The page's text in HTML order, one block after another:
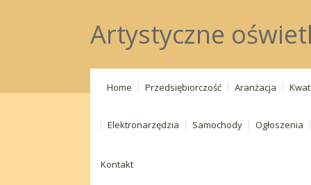
Artystyczne
Home Przedsiębiorczość Aranżacja
Elektronarzędzia Samochody Ogłoszenia
Kontakt